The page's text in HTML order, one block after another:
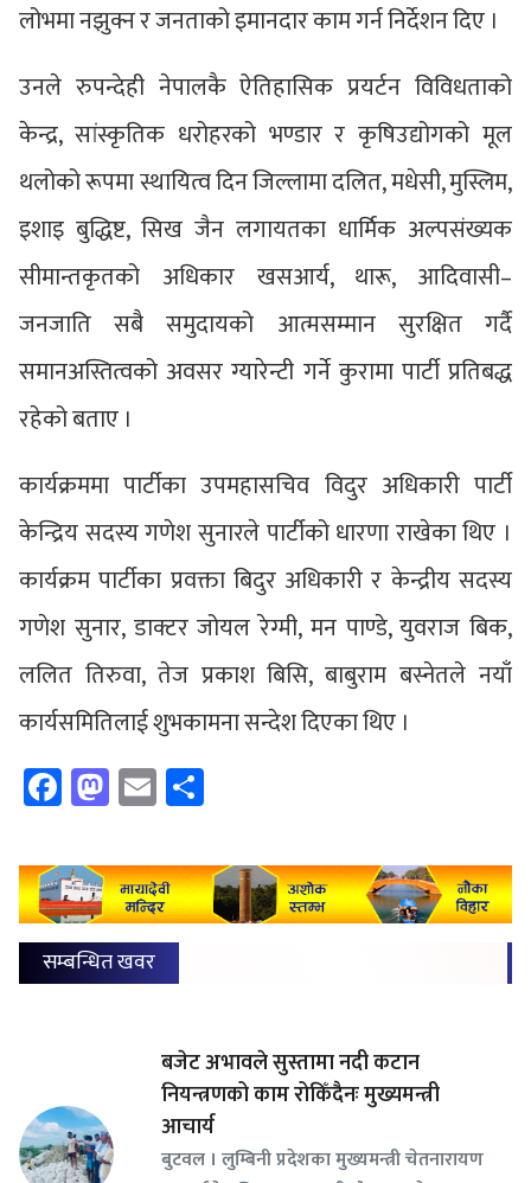
लोभमा नझुक्न र जनताको इमानदार काम गर्न निर्देशन दिए ।
उनले रुपन्देही नेपालकै ऐतिहासिक प्रयर्टन विविधताको
केन्द्र, सांस्कृतिक धरोहरको भण्डार र कृषिउद्योगको मूल
थलोको रूपमा स्थायित्व दिन जिल्लामा दलित, मधेसी, मुस्लिम,
इशाइ बुद्धिष्ट, सिख जैन लगायतका धार्मिक अल्पसंख्यक
सीमान्तकृतको अधिकार खसआर्य, थारू, आदिवासी–
जनजाति सबै समुदायको आत्मसम्मान सुरक्षित गर्दै
समानअस्तित्वको अवसर ग्यारेन्टी गर्ने कुरामा पार्टी प्रतिबद्ध
रहेको बताए ।
कार्यक्रममा पार्टीका उपमहासचिव विदुर अधिकारी पार्टी
केन्द्रिय सदस्य गणेश सुनारले पार्टीको धारणा राखेका थिए ।
कार्यक्रम पार्टीका प्रवक्ता बिदुर अधिकारी र केन्द्रीय सदस्य
गणेश सुनार, डाक्टर जोयल रेग्मी, मन पाण्डे, युवराज बिक,
ललित तिरुवा, तेज प्रकाश बिसि, बाबुराम बस्नेतले नयाँ
कार्यसमितिलाई शुभकामना सन्देश दिएका थिए ।
Facebook
Mastodon
Email
सम्बन्धित खवर
बजेट अभावले सुस्तामा नदी कटान
नियन्त्रणको काम रोकिँदैनः मुख्यमन्त्री
आचार्य
बुटवल । लुम्बिनी प्रदेशका मुख्यमन्त्री चेतनारायण